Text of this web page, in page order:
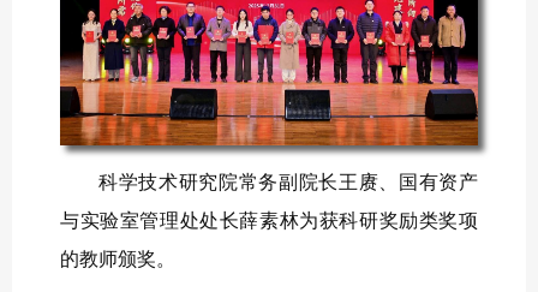
科学技术研究院常务副院长王赓、国有资产
与实验室管理处处长薛素林为获科研奖励类奖项
的教师颁奖。